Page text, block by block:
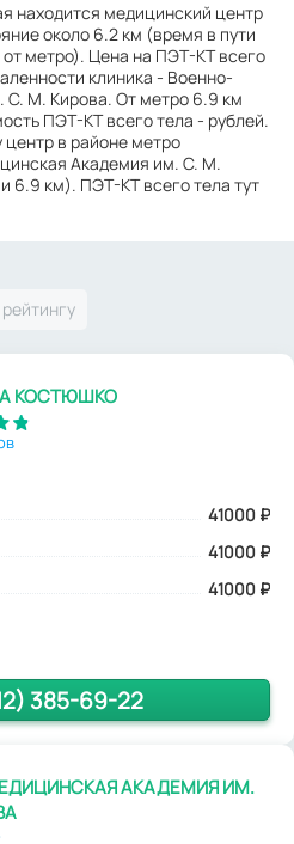
находится медицинский центр
около 6.2 км (время в пути
метро). Цена на ПЭТ-КТ всего
клиника - Военно-
М. Кирова. От метро 6.9 км
ПЭТ-КТ всего тела - рублей.
в районе метро
Академия им. С. М.
6.9 км). ПЭТ-КТ всего тела тут
КОСТЮШКО
41000 ₽
41000 ₽
41000 ₽
385-69-22
АКАДЕМИЯ ИМ.